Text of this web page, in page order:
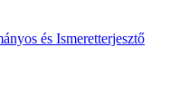
és Ismeretterjesztő